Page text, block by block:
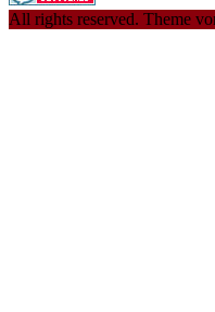
All rights reserved. Theme